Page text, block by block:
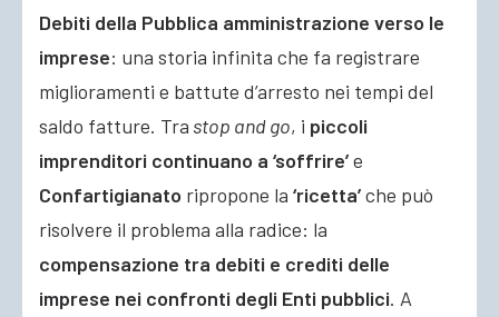
Debiti della Pubblica amministrazione verso le
imprese: una storia infinita che fa registrare
miglioramenti e battute d’arresto nei tempi del
saldo fatture. Tra stop and go, i piccoli
imprenditori continuano a ‘soffrire’e
Confartigianato ripropone la ‘ricetta’che può
risolvere il problema alla radice: la
compensazione tra debiti e crediti delle
imprese nei confronti degli Enti pubblici. A